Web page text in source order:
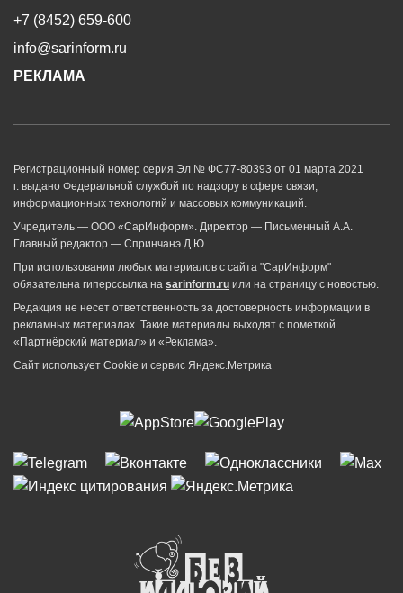
+7 (8452) 659-600
info@sarinform.ru
РЕКЛАМА
Регистрационный номер серия Эл № ФС77-80393 от 01 марта 2021
г. выдано Федеральной службой по надзору в сфере связи,
информационных технологий и массовых коммуникаций.
Учредитель — ООО «СарИнформ». Директор — Письменный А.А.
Главный редактор — Спринчанэ Д.Ю.
При использовании любых материалов с сайта "СарИнформ"
обязательна гиперссылка на sarinform.ru или на страницу с новостью.
Редакция не несет ответственность за достоверность информации в
рекламных материалах. Такие материалы выходят с пометкой
«Партнёрский материал» и «Реклама».
Сайт использует Cookie и сервиc Яндекс.Метрика